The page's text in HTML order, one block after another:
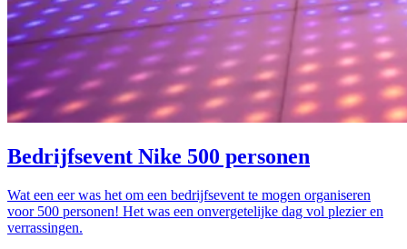
Bedrijfsevent Nike 500 personen
Wat een eer was het om een bedrijfsevent te mogen organiseren
voor 500 personen! Het was een onvergetelijke dag vol plezier en
verrassingen.